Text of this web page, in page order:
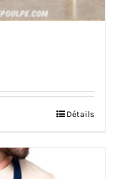
Détails